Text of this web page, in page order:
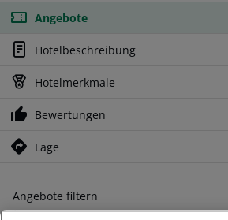
Angebote
Hotelbeschreibung
Hotelmerkmale
Bewertungen
Lage
Angebote filtern
Ändern Sie Ihre Kriterien nach Ihren